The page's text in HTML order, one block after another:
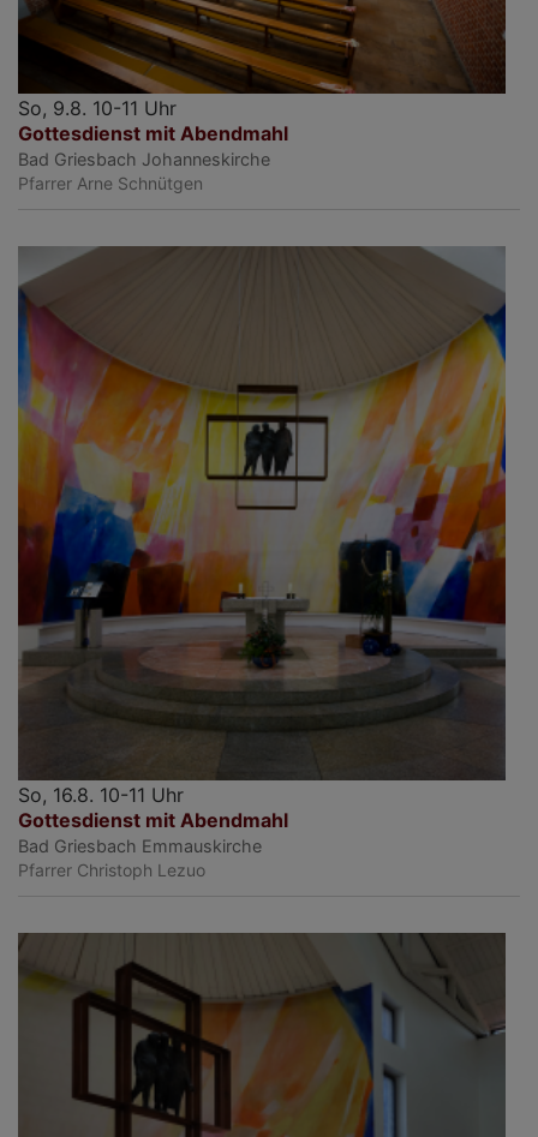
So, 9.8. 10-11 Uhr
Gottesdienst mit Abendmahl
Bad Griesbach Johanneskirche
Pfarrer Arne Schnütgen
So, 16.8. 10-11 Uhr
Gottesdienst mit Abendmahl
Bad Griesbach Emmauskirche
Pfarrer Christoph Lezuo